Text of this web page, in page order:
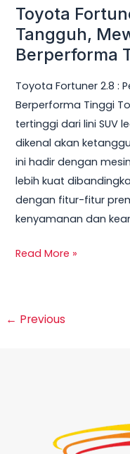
Toyota
Tangguh,
Berperforma
Toyota Fortuner 2.8 :
Berperforma Tinggi
tertinggi dari lini SUV
dikenal akan
ini hadir dengan
lebih kuat
dengan fitur-fitur
kenyamanan dan
Read More »
← Previous